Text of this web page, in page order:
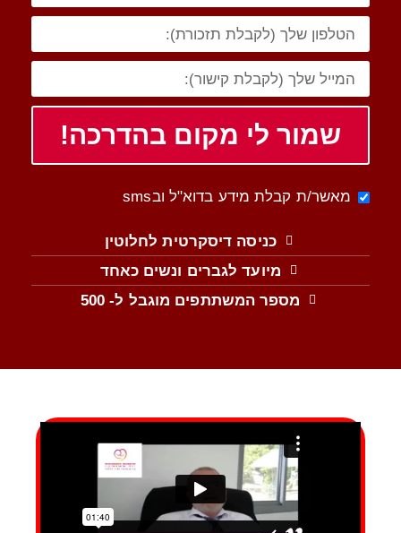
מאשר/ת קבלת מידע בדוא"ל ובsms
שמור לי מקום בהדרכה!
כניסה דיסקרטית לחלוטין
מיועד לגברים ונשים כאחד
מספר המשתתפים מוגבל ל- 500